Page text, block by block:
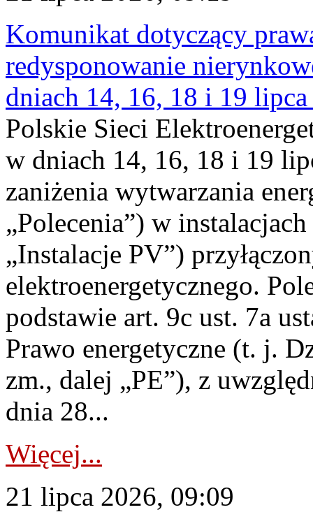
Komunikat dotyczący
redysponowanie
dniach 14, 16, 18 i 19
Polskie Sieci
w dniach 14, 16, 18 i 19
zaniżenia wytwarzania
„Polecenia”) w
„Instalacje PV”)
elektroenergetycznego.
podstawie art. 9c ust. 7a
Prawo energetyczne (t. j.
zm., dalej „PE”), z
dnia 28...
Więcej...
21 lipca 2026, 09:09